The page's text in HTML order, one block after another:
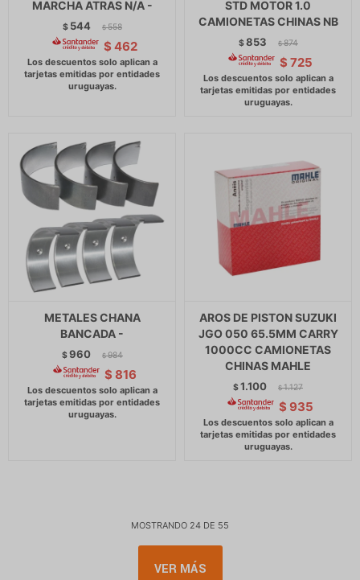
MARCHA ATRAS N/A -
$ 544 $ 558
$ 462
STD MOTOR 1.0
CAMIONETAS CHINAS NB
$853 $ 874
$ 725
METALES CHANA
BANCADA -
$960 $ 984
$ 816
AROS DE PISTON SUZUKI
JGO 050 65.5MM CARRY
1000CC CAMIONETAS
CHINAS MAHLE
$1.100 $ 1.127
$ 935
MOSTRANDO 24 DE 55
VER MÁS